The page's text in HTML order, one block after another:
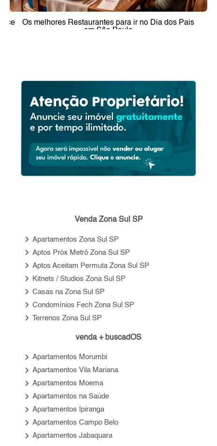
Inquilino abandonou o imóvel: o proprietário pode
entrar e trocar a fechadura?
Venda Zona Sul SP
keyboard_arrow_right Apartamentos Zona Sul SP
keyboard_arrow_right Aptos Próx Metrô Zona Sul SP
keyboard_arrow_right Aptos Aceitam Permuta Zona Sul SP
keyboard_arrow_right Kitnets / Studios Zona Sul SP
keyboard_arrow_right Casas na Zona Sul SP
keyboard_arrow_right Condomínios Fech Zona Sul SP
keyboard_arrow_right Terrenos Zona Sul SP
venda + buscadOS
keyboard_arrow_right Apartamentos Morumbi
keyboard_arrow_right Apartamentos Vila Mariana
keyboard_arrow_right Apartamentos Moema
keyboard_arrow_right Apartamentos na Saúde
keyboard_arrow_right Apartamentos Ipiranga
keyboard_arrow_right Apartamentos Campo Belo
keyboard_arrow_right Apartamentos Jabaquara